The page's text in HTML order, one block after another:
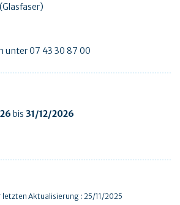
unter 07 43 30 87 00
bis 31/12/2026
letzten Aktualisierung : 25/11/2025